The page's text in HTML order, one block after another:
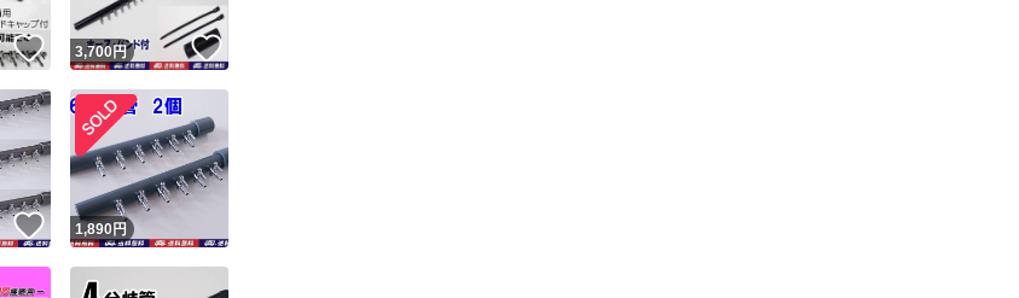
いいね！
3,700 円
いいね！
1,890円